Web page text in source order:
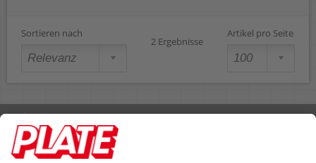
Sortieren nach
2 Ergebnisse
Artikel pro Seite
Rufen Sie uns an 04298 401-0
Lieferbedingungen Impressum